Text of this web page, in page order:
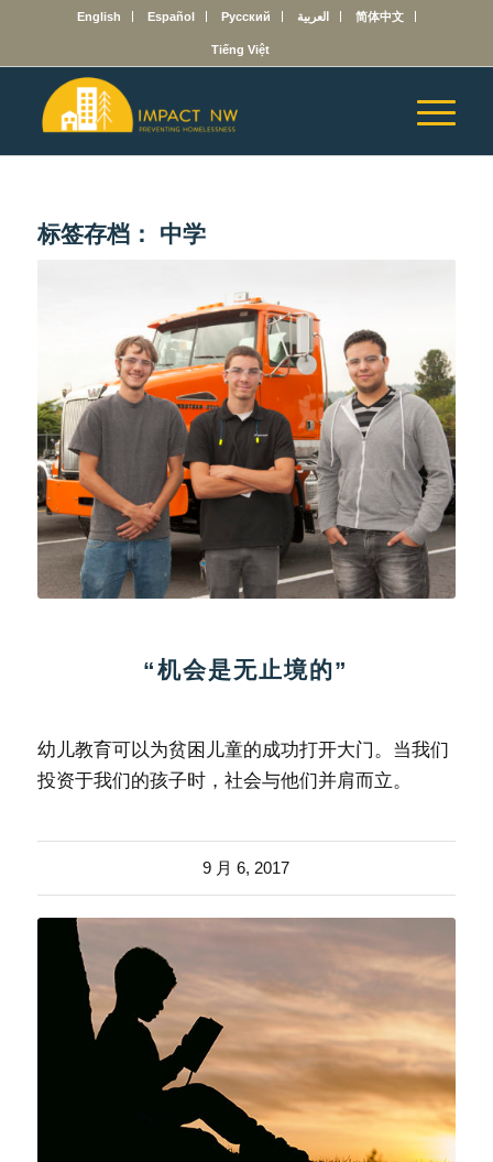
English Español Русский العربية 简体中文
Tiếng Việt
标签存档： 中学
“机会是无止境的”
幼儿教育可以为贫困儿童的成功打开大门。当我们
投资于我们的孩子时，社会与他们并肩而立。
9 月 6, 2017